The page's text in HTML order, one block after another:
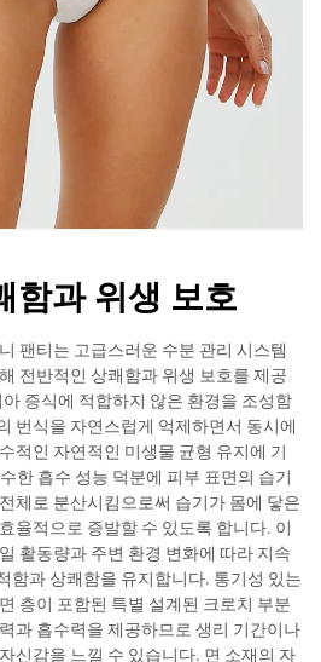
함과 위생 보호
팬티는 고급스러운 수분 관리 시스템
전반적인 상쾌함과 위생 보호를 제공
증식에 적합하지 않은 환경을 조성함
번식을 자연스럽게 억제하면서 동시에
적인 자연적인 미생물 균형 유지에 기
한 흡수 성능 덕분에 피부 표면의 습기
체로 분산시킴으로써 습기가 몸에 닿은
율적으로 증발할 수 있도록 합니다. 이
활동량과 주변 환경 변화에 따라 지속
함과 상쾌함을 유지합니다. 통기성 있는
층이 포함된 특별 설계된 크로치 부분
과 흡수력을 제공하므로 생리 기간이나
신감을 느낄 수 있습니다. 면 소재의 자